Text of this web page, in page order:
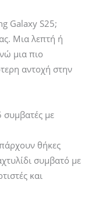
Galaxy S25;
Μια λεπτή ή
μια πιο
αντοχή στην
συμβατές με
θήκες
συμβατό με
και